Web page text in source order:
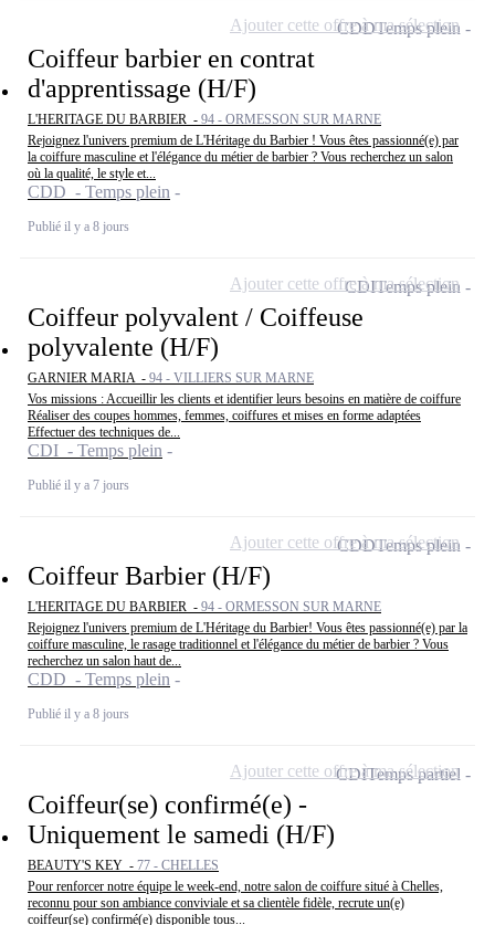
Coiffeur barbier en contrat
d'apprentissage (H/F)
L'HERITAGE DU BARBIER - 94 - ORMESSON SUR MARNE
Rejoignez l'univers premium de L'Héritage du Barbier ! Vous êtes passionné(e) par
la coiffure masculine et l'élégance du métier de barbier ? Vous recherchez un salon
où la qualité, le style et...
CDD - Temps plein
Publié il y a 8 jours
CDDTemps plein
Ajouter cette offre à ma sélection
Coiffeur polyvalent / Coiffeuse
polyvalente (H/F)
GARNIER MARIA - 94 - VILLIERS SUR MARNE
Vos missions : Accueillir les clients et identifier leurs besoins en matière de coiffure
Réaliser des coupes hommes, femmes, coiffures et mises en forme adaptées
Effectuer des techniques de...
CDI - Temps plein
Publié il y a 7 jours
CDITemps plein
Ajouter cette offre à ma sélection
Coiffeur Barbier (H/F)
L'HERITAGE DU BARBIER - 94 - ORMESSON SUR MARNE
Rejoignez l'univers premium de L'Héritage du Barbier! Vous êtes passionné(e) par la
coiffure masculine, le rasage traditionnel et l'élégance du métier de barbier ? Vous
recherchez un salon haut de...
CDD - Temps plein
Publié il y a 8 jours
CDDTemps plein
Ajouter cette offre à ma sélection
Coiffeur(se) confirmé(e) -
Uniquement le samedi (H/F)
BEAUTY'S KEY - 77 - CHELLES
Pour renforcer notre équipe le week-end, notre salon de coiffure situé à Chelles,
reconnu pour son ambiance conviviale et sa clientèle fidèle, recrute un(e)
coiffeur(se) confirmé(e) disponible tous...
CDITemps partiel
Ajouter cette offre à ma sélection